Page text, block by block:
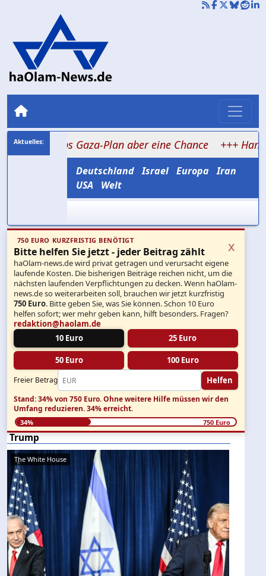
Gaza-Plan aber eine Chance +++ Hamas rekrutiert
Deutschland Israel Europa Iran
USA
Welt
750 EURO KURZFRISTIG BENÖTIGT
Bitte helfen Sie jetzt - jeder Beitrag zählt
haOlam-news.de wird privat getragen und verursacht eigene
laufende Kosten. Die bisherigen Beiträge reichen nicht, um die
nächsten laufenden Verpflichtungen zu decken. Wenn haOlam-
news.de so weiterarbeiten soll, brauchen wir jetzt kurzfristig
750 Euro. Bitte geben Sie, was Sie können. Schon 10 Euro
helfen sofort; wer mehr geben kann, hilft besonders. Fragen?
redaktion@haolam.de
10 Euro
25 Euro
50 Euro 100 Euro
Freier Betrag Helfen
x
Stand: 34% von 750 Euro.Ohne weitere Hilfe müssen wir den
Umfang reduzieren.34% erreicht.
34% 750 Euro
Trump
The White House